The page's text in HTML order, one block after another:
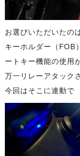
お選びいただいたの
キーホルダー（FOB
ートキー機能の使用
万一リレーアタック
今回はそこに連動で